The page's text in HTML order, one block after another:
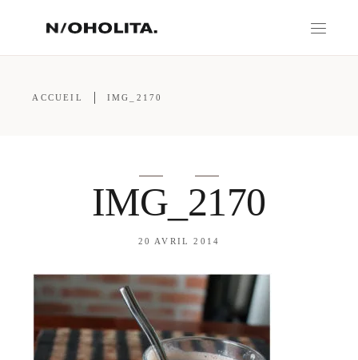
ACCUEIL IMG_2170
IMG_2170
20 AVRIL 2014